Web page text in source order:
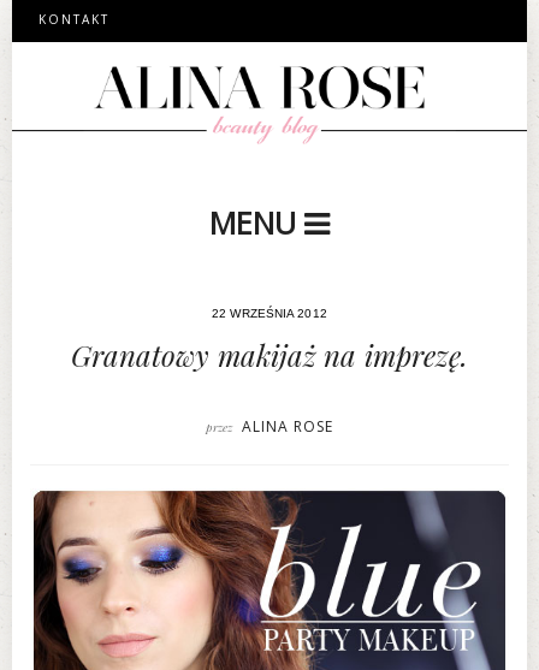
KONTAKT
MENU
22 WRZEŚNIA 2012
Granatowy makijaż na imprezę.
przez ALINA ROSE